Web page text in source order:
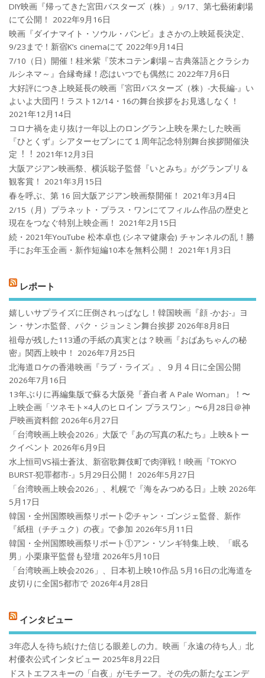
DIY映画『帰ってきた宮田バスターズ（株）」9/17、第七藝術劇場
にて公開！
2022年9月16日
映画『ダイナマイト・ソウル・バンビ』まさかの上映延長決定、
9/23まで！新宿K’s cinemaにて 2022年9月14日
7/10（日）開催！桂米紫『茨木コテン劇場～古典落語とクラシカ
ルシネマ～』合縁奇縁！恋はいつでも偶然に 2022年7月6日
大好評につき上映延長の映画『宮田バスターズ（株）-大長編-』い
よいよ大団円！ラスト12/14・16の舞台挨拶をお見逃しなく！
2021年12月14日
コロナ禍を⾛り抜け⼀年以上のロングラン上映を果たした映画
『ひとくず』シアターセブンにて１周年記念特別舞台挨拶開催決
定︕︕ 2021年12月3日
大阪アジアン映画祭、横浜聡子監督『いとみち』がグランプリ＆
観客賞！
2021年3月15日
春を呼ぶ、第 16 回大阪アジアン映画祭開催！
2021年3月4日
2/15（月）プラネット・プラス・ワンにてフィルム作品の歴史と
現在をつなぐ特別上映企画！
2021年2月15日
続・2021年YouTube 松本卓也 (シネマ健康会) チャンネルの乱！勝
手にお年玉企画・新作短編10本を無料公開！
2021年1月3日
レポート
嬉しいサプライズに圧倒されっぱなし！韓国映画『顔 -かお-』ヨ
ン・サンホ監督、パク・ジョンミン舞台挨拶 2026年8月8日
祖母が残した113通の手紙の真実とは？映画『おばあちゃんの秘
密』関西上映中！
2026年7月25日
北海道ロケの香港映画『ラブ・ライズ』、９月４日に全国公開
2026年7月16日
13年ぶりに再編集版で蘇る大阪発『蒼白者 A Pale Woman』！〜
上映企画「ツネモト×4人のヒロイン プラスワン」〜6月28日＠神
戸映画資料館 2026年6月27日
「台湾映画上映会2026」大阪で『あの写真の私たち』上映&トー
クイベント 2026年6月9日
水上恒司VS福士蒼汰、新宿歌舞伎町で肉弾戦！!映画『TOKYO
BURST-犯罪都市-』5月29日公開！
2026年5月27日
「台湾映画上映会2026」、札幌で『海をみつめる日』上映 2026年
5月17日
韓国・全州国際映画祭リポート②チャン・ゴンジェ監督、新作
『紙杻（チチュク）の夜』で参加 2026年5月11日
韓国・全州国際映画祭リポート①アン・ソンギ特集上映、「眠る
男」小栗康平監督も登壇 2026年5月10日
「台湾映画上映会2026」、日本初上映10作品 5月16日の北海道を
皮切りに全国5都市で 2026年4月28日
インタビュー
3年恋人を待ち続けた信じる眼差しの力。映画「永遠の待ち人」北
村優衣公式インタビュー 2025年8月22日
ドストエフスキーの「白夜」がモチーフ。その先の新たなエンデ